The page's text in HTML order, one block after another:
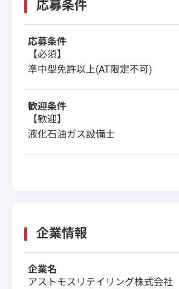
応募条件
応募条件
【必須】
準中型免許以上(AT限定不可)
歓迎条件
【歓迎】
液化石油ガス設備士
企業情報
企業名
アストモスリテイリング株式会社